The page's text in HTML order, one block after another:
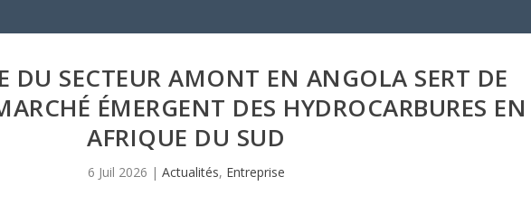
DU SECTEUR AMONT EN ANGOLA SERT DE
ÉMERGENT DES HYDROCARBURES EN
AFRIQUE DU SUD
6 Juil 2026 | Actualités, Entreprise